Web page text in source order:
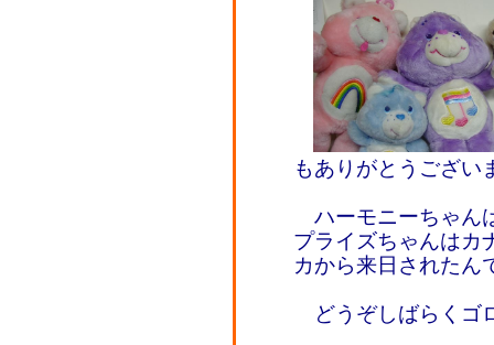
もありがとうござい
ハーモニーちゃん
プライズちゃんはカ
カから来日されたん
どうぞしばらくゴ